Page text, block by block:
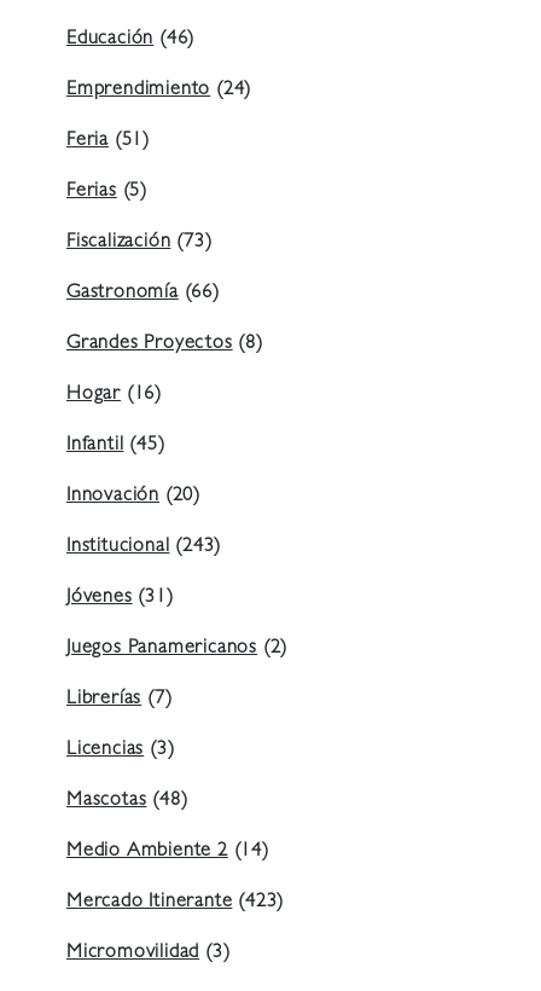
Educación (46)
Emprendimiento (24)
Feria (51)
Ferias (5)
Fiscalización (73)
Gastronomía(66)
Grandes Proyectos (8)
Hogar (16)
Infantil (45)
Innovación (20)
Institucional (243)
Jóvenes (31)
Juegos Panamericanos (2)
Librerías (7)
Licencias (3)
Mascotas (48)
Medio Ambiente 2(14)
Mercado Itinerante (423)
Micromovilidad (3)